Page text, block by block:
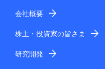
会社概要
株主・投資家の皆さま
研究開発